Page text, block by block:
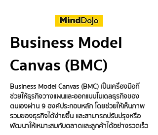
Business Model
Canvas (BMC)
Business Model Canvas (BMC) เป็นเครื่องมือที่
ช่วยให้ธุรกิจวางแผนและออกแบบโมเดลธุรกิจของ
ตนเองผ่าน 9 องค์ประกอบหลัก โดยช่วยให้เห็นภาพ
รวมของธุรกิจได้ง่ายขึ้น และสามารถปรับปรุงหรือ
พัฒนาให้เหมาะสมกับตลาดและลูกค้าได้อย่างรวดเร็ว